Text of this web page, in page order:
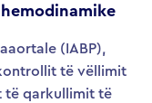
(IABP),
të vëllimit
të qarkullimit të